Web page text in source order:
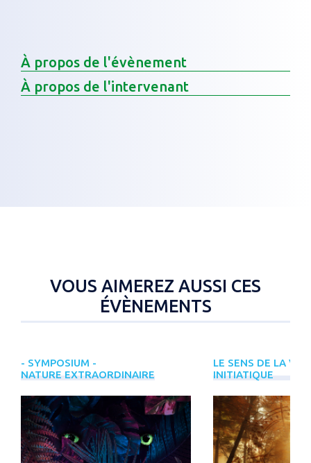
À propos de l'évènement
À propos de l'intervenant
VOUS AIMEREZ AUSSI CES
ÉVÈNEMENTS
- SYMPOSIUM -
NATURE EXTRAORDINAIRE
LE SENS DE LA
INITIATIQUE